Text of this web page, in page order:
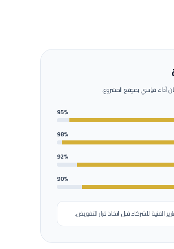
أداء قياسي بموقع المشروع.
95%
98%
92%
90%
الفنية للشركاء قبل اتخاذ قرار التفويض.